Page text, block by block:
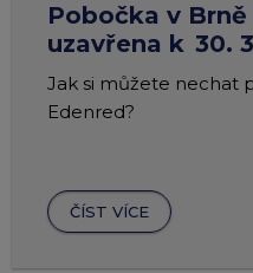
Pobočka v
uzavřena k 30.
Jak si můžete nechat
Edenred?
ČÍST VÍCE